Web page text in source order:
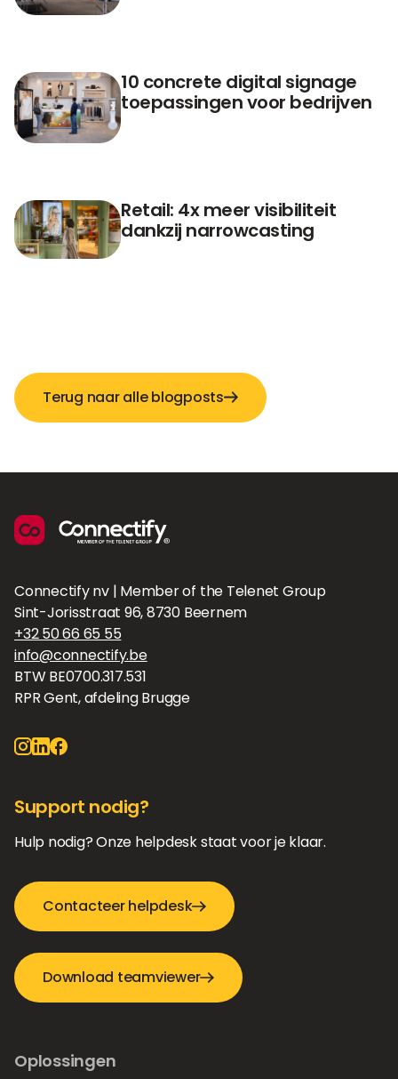
10 concrete digital signage
toepassingen voor bedrijven
Retail: 4x meer visibiliteit
dankzij narrowcasting
Terug naar alle blogposts
Connectify nv | Member of the Telenet Group
Sint-Jorisstraat 96, 8730 Beernem
+32 50 66 65 55
info@connectify.be
BTW BE0700.317.531
RPR Gent, afdeling Brugge
Support nodig?
Hulp nodig? Onze helpdesk staat voor je klaar.
Contacteer helpdesk
Download teamviewer
Oplossingen